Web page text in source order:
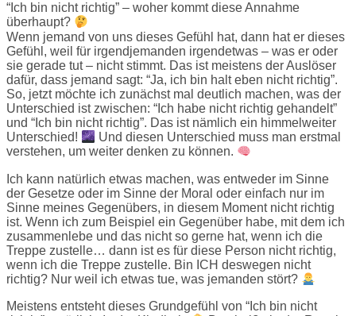
“Ich bin nicht richtig” – woher kommt diese Annahme
überhaupt?
Wenn jemand von uns dieses Gefühl hat, dann hat er dieses
Gefühl, weil für irgendjemanden irgendetwas – was er oder
sie gerade tut – nicht stimmt. Das ist meistens der Auslöser
dafür, dass jemand sagt: “Ja, ich bin halt eben nicht richtig”.
So, jetzt möchte ich zunächst mal deutlich machen, was der
Unterschied ist zwischen: “Ich habe nicht richtig gehandelt”
und “Ich bin nicht richtig”. Das ist nämlich ein himmelweiter
Unterschied!
Und diesen Unterschied muss man erstmal
verstehen, um weiter denken zu können.
Ich kann natürlich etwas machen, was entweder im Sinne
der Gesetze oder im Sinne der Moral oder einfach nur im
Sinne meines Gegenübers, in diesem Moment nicht richtig
ist. Wenn ich zum Beispiel ein Gegenüber habe, mit dem ich
zusammenlebe und das nicht so gerne hat, wenn ich die
Treppe zustelle… dann ist es für diese Person nicht richtig,
wenn ich die Treppe zustelle. Bin ICH deswegen nicht
richtig? Nur weil ich etwas tue, was jemanden stört?
Meistens entsteht dieses Grundgefühl von “Ich bin nicht